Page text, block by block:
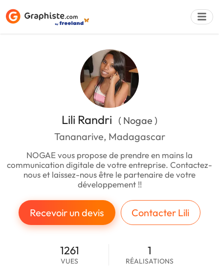
Lili Randri ( Nogae )
Tananarive, Madagascar
NOGAE vous propose de prendre en mains la
communication digitale de votre entreprise. Contactez-
nous et laissez-nous être le partenaire de votre
développement !!
Recevoir un devis Contacter Lili
1261
VUES
1
RÉALISATIONS